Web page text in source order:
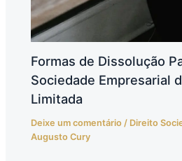
Formas de Dissolução
Sociedade Empresarial
Limitada
Deixe um comentário / Direito
Augusto Cury